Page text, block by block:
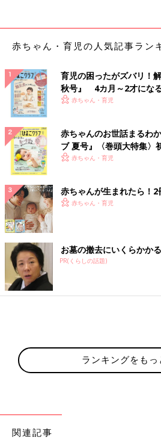
赤ちゃん・育児の人気記事ラン
育児の困ったがズバリ！
秋号』 4カ月～2才にな
いっぱい！
赤ちゃん・育児
赤ちゃんのお世話まるわ
ブ 夏号』〈巻頭大特集〉
く！ おっぱい・ミルクの
赤ちゃん・育児
赤ちゃんが生まれたら！2
赤ちゃん・育児
お墓の撤去にいくらかか
PR(くらしの話題)
ランキングをもっ
関連記事